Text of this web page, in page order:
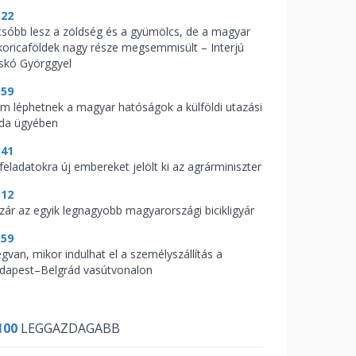
lesz a zöldség és a gyümölcs, de a magyar
nagy része megsemmisült – Interjú
Györggyel
léphetnek a magyar hatóságok a külföldi utazási
ügyében
új embereket jelölt ki az agrárminiszter
az egyik legnagyobb magyarországi bicikligyár
mikor indulhat el a személyszállítás a
vasútvonalon
LEGGAZDAGABB